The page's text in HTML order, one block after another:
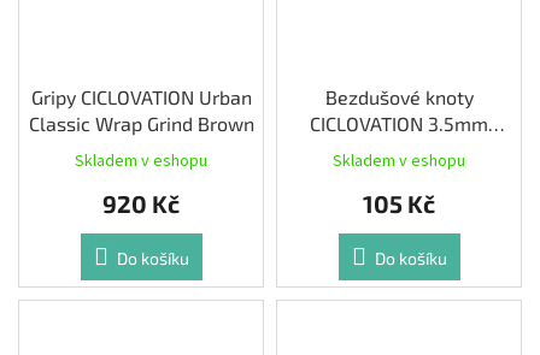
Gripy CICLOVATION Urban
Classic Wrap Grind Brown
Skladem v eshopu
920 Kč
Do košíku
Bezdušové knoty
CICLOVATION 3.5mm
černá 10ks
Skladem v eshopu
105 Kč
Do košíku